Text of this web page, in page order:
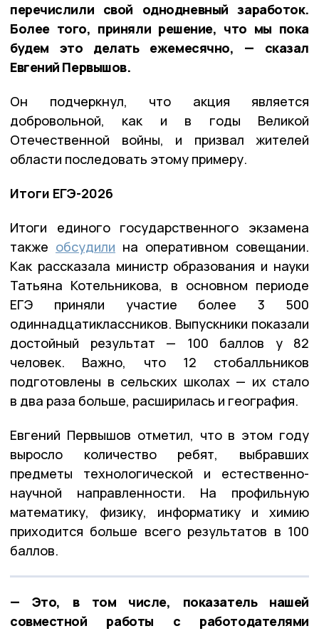
перечислили свой однодневный заработок.
Более того, приняли решение, что мы пока
будем это делать ежемесячно, — сказал
Евгений Первышов.
Он подчеркнул, что акция является
добровольной, как и в годы Великой
Отечественной войны, и призвал жителей
области последовать этому примеру.
Итоги ЕГЭ-2026
Итоги единого государственного экзамена
также обсудили на оперативном совещании.
Как рассказала министр образования и науки
Татьяна Котельникова, в основном периоде
ЕГЭ приняли участие более 3 500
одиннадцатиклассников. Выпускники показали
достойный результат — 100 баллов у 82
человек. Важно, что 12 стобалльников
подготовлены в сельских школах — их стало
в два раза больше, расширилась и география.
Евгений Первышов отметил, что в этом году
выросло количество ребят, выбравших
предметы технологической и естественно-
научной направленности. На профильную
математику, физику, информатику и химию
приходится больше всего результатов в 100
баллов.
— Это, в том числе, показатель нашей
совместной работы с работодателями